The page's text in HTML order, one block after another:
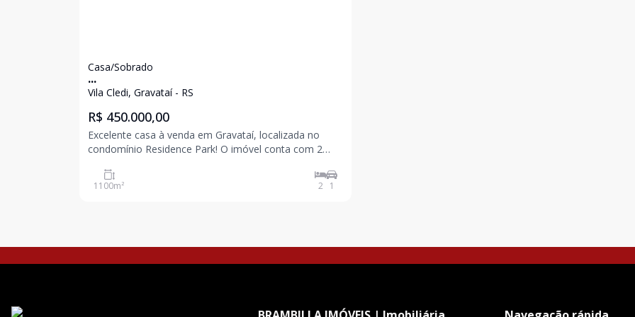
Casa/Sobrado
...
Vila Cledi, Gravataí - RS
R$ 450.000,00
Excelente casa à venda em Gravataí, localizada no
condomínio Residence Park! O imóvel conta com 2
cozinha e area de serviço, proporcionando conforto,
sofisticação e ótima distribuição dos ambientes. Id
1100m² 2 1